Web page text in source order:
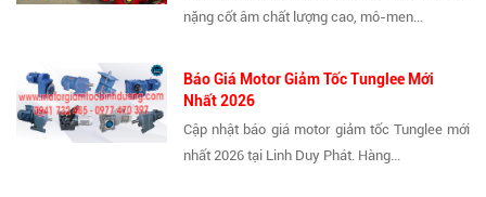
nặng cốt âm chất lượng cao, mô-men...
Báo Giá Motor Giảm Tốc Tunglee Mới
Nhất 2026
Cập nhật báo giá motor giảm tốc Tunglee mới
nhất 2026 tại Linh Duy Phát. Hàng...